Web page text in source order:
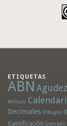
ETIQUETAS
ABN
Artículo
Decimales Dibujos
Gamificación Genially